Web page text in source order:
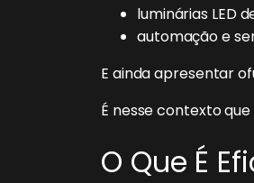
luminárias LED
automação e
E ainda apresentar
É nesse contexto
O Que É